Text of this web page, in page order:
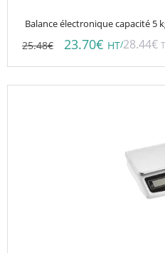
Balance électronique capacité 5
25.48€ 23.70€ HT/28.44€